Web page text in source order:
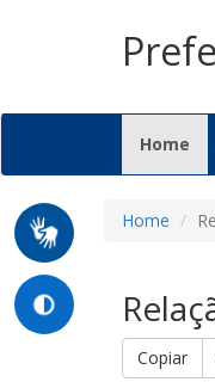
Home
Home
Copiar